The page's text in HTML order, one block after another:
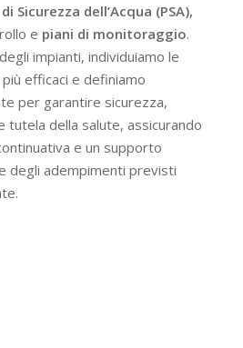
Sicurezza dell’Acqua (PSA),
e piani di monitoraggio.
impianti, individuiamo le
efficaci e definiamo
per garantire sicurezza,
tutela della salute, assicurando
e un supporto
degli adempimenti previsti